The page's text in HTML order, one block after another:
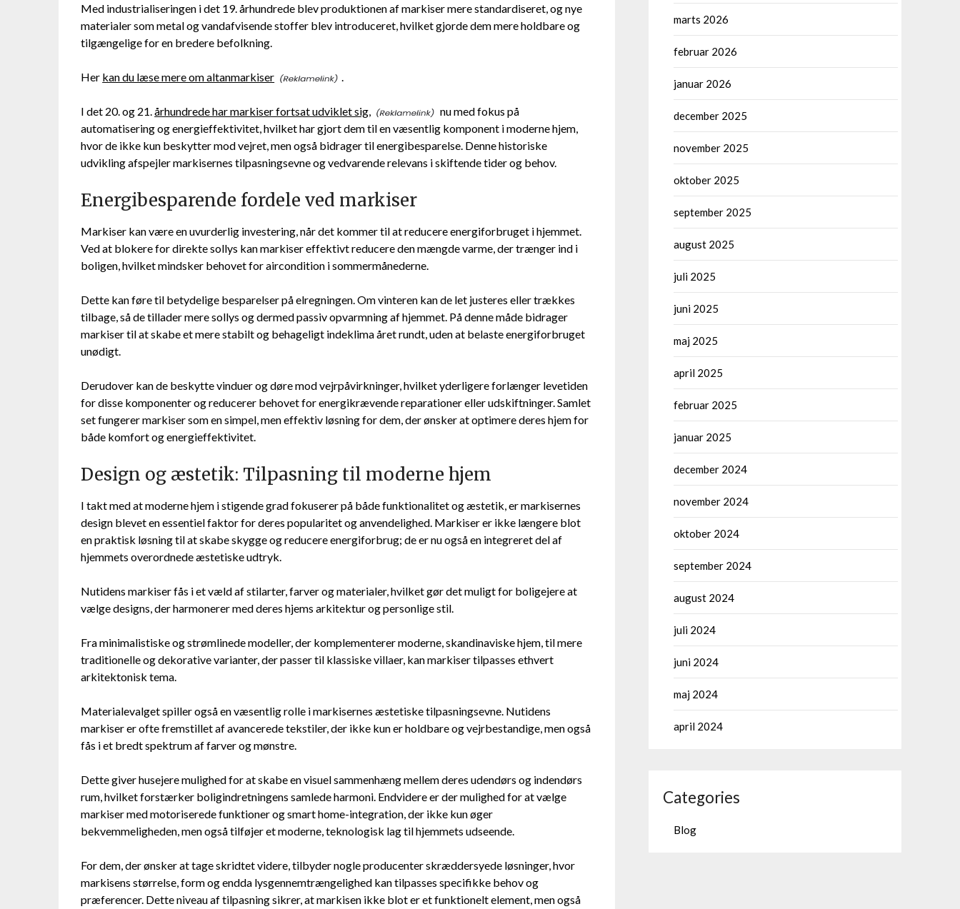
Med industrialiseringen i det 19. århundrede blev produktionen af markiser mere standardiseret, og nye
materialer som metal og vandafvisende stoffer blev introduceret, hvilket gjorde dem mere holdbare og
tilgængelige for en bredere befolkning.
Her kan du læse mere om altanmarkiser .
I det 20. og 21.århundrede har markiser fortsat udviklet sig,
nu med fokus på
automatisering og energieffektivitet, hvilket har gjort dem til en væsentlig komponent i moderne hjem,
hvor de ikke kun beskytter mod vejret, men også bidrager til energibesparelse. Denne historiske
udvikling afspejler markisernes tilpasningsevne og vedvarende relevans i skiftende tider og behov.
Energibesparende fordele ved markiser
Markiser kan være en uvurderlig investering, når det kommer til at reducere energiforbruget i hjemmet.
Ved at blokere for direkte sollys kan markiser effektivt reducere den mængde varme, der trænger ind i
boligen, hvilket mindsker behovet for aircondition i sommermånederne.
Dette kan føre til betydelige besparelser på elregningen. Om vinteren kan de let justeres eller trækkes
tilbage, så de tillader mere sollys og dermed passiv opvarmning af hjemmet. På denne måde bidrager
markiser til at skabe et mere stabilt og behageligt indeklima året rundt, uden at belaste energiforbruget
unødigt.
Derudover kan de beskytte vinduer og døre mod vejrpåvirkninger, hvilket yderligere forlænger levetiden
for disse komponenter og reducerer behovet for energikrævende reparationer eller udskiftninger. Samlet
set fungerer markiser som en simpel, men effektiv løsning for dem, der ønsker at optimere deres hjem for
både komfort og energieffektivitet.
Design og æstetik: Tilpasning til moderne hjem
I takt med at moderne hjem i stigende grad fokuserer på både funktionalitet og æstetik, er markisernes
design blevet en essentiel faktor for deres popularitet og anvendelighed. Markiser er ikke længere blot
en praktisk løsning til at skabe skygge og reducere energiforbrug; de er nu også en integreret del af
hjemmets overordnede æstetiske udtryk.
Nutidens markiser fås i et væld af stilarter, farver og materialer, hvilket gør det muligt for boligejere at
vælge designs, der harmonerer med deres hjems arkitektur og personlige stil.
Fra minimalistiske og strømlinede modeller, der komplementerer moderne, skandinaviske hjem, til mere
traditionelle og dekorative varianter, der passer til klassiske villaer, kan markiser tilpasses ethvert
arkitektonisk tema.
Materialevalget spiller også en væsentlig rolle i markisernes æstetiske tilpasningsevne. Nutidens
markiser er ofte fremstillet af avancerede tekstiler, der ikke kun er holdbare og vejrbestandige, men også
fås i et bredt spektrum af farver og mønstre.
Dette giver husejere mulighed for at skabe en visuel sammenhæng mellem deres udendørs og indendørs
rum, hvilket forstærker boligindretningens samlede harmoni. Endvidere er der mulighed for at vælge
markiser med motoriserede funktioner og smart home-integration, der ikke kun øger
bekvemmeligheden, men også tilføjer et moderne, teknologisk lag til hjemmets udseende.
For dem, der ønsker at tage skridtet videre, tilbyder nogle producenter skræddersyede løsninger, hvor
markisens størrelse, form og endda lysgennemtrængelighed kan tilpasses specifikke behov og
præferencer. Dette niveau af tilpasning sikrer, at markisen ikke blot er et funktionelt element, men også
marts 2026
februar 2026
januar 2026
december 2025
november 2025
oktober 2025
september 2025
august 2025
juli 2025
juni 2025
maj 2025
april 2025
februar 2025
januar 2025
december 2024
november 2024
oktober 2024
september 2024
august 2024
juli 2024
juni 2024
maj 2024
april 2024
Categories
Blog